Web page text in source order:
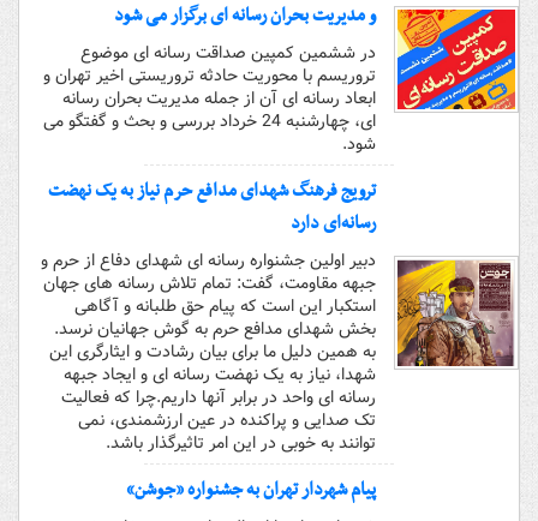
و مدیریت بحران رسانه ای برگزار می شود
در ششمین کمپین صداقت رسانه ای موضوع
تروریسم با محوریت حادثه تروریستی اخیر تهران و
ابعاد رسانه ای آن از جمله مدیریت بحران رسانه
ای، چهارشنبه 24 خرداد بررسی و بحث و گفتگو می
شود.
ترویج فرهنگ شهدای مدافع حرم نیاز به یک نهضت
رسانه‌ای دارد
دبیر اولین جشنواره رسانه ای شهدای دفاع از حرم و
جبهه مقاومت، گفت: تمام تلاش رسانه های جهان
استکبار این است که پیام حق طلبانه و آگاهی
بخش شهدای مدافع حرم به گوش جهانیان نرسد.
به همین دلیل ما برای بیان رشادت و ایثارگری این
شهدا، نیاز به یک نهضت رسانه ای و ایجاد جبهه
رسانه ای واحد در برابر آنها داریم.چرا که فعالیت
تک صدایی و پراکنده در عین ارزشمندی، نمی
توانند به خوبی در این امر تاثیرگذار باشد.
پیام شهردار تهران به جشنواره «جوشن»